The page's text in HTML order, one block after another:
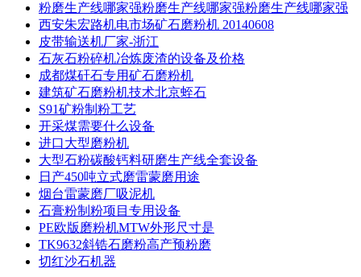
粉磨生产线哪家强粉磨生产线哪家强粉磨生产线哪家强
西安朱宏路机电市场矿石磨粉机 20140608
皮带输送机厂家-浙江
石灰石粉碎机冶炼废渣的设备及价格
成都煤矸石专用矿石磨粉机
建筑矿石磨粉机技术北京蛭石
S91矿粉制粉工艺
开采煤需要什么设备
进口大型磨粉机
大型石粉碳酸钙料研磨生产线全套设备
日产450吨立式磨雷蒙磨用途
烟台雷蒙磨厂吸泥机
石膏粉制粉项目专用设备
PE欧版磨粉机MTW外形尺寸是
TK9632斜锆石磨粉高产预粉磨
切红沙石机器